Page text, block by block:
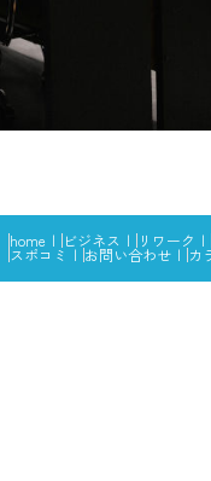
home ビジネス リワーク
スポコミ お問い合わせ カ